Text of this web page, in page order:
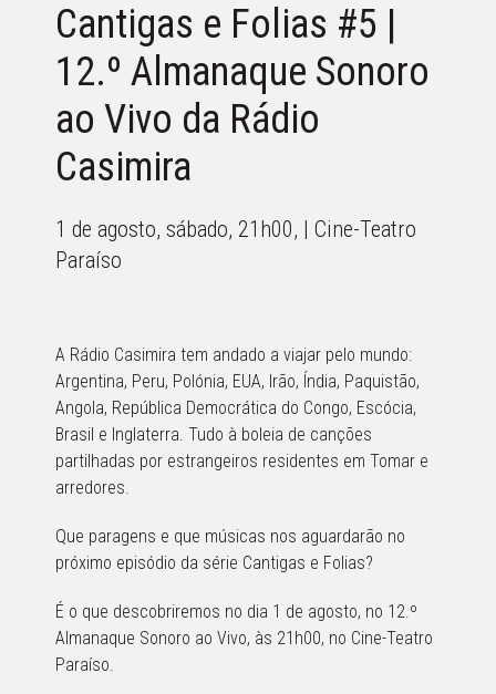
Cantigas e Folias #5 |
12.º Almanaque Sonoro
ao Vivo da Rádio
Casimira
1 de agosto, sábado, 21h00, | Cine-Teatro
Paraíso
A Rádio Casimira tem andado a viajar pelo mundo:
Argentina, Peru, Polónia, EUA, Irão, Índia, Paquistão,
Angola, República Democrática do Congo, Escócia,
Brasil e Inglaterra. Tudo à boleia de canções
partilhadas por estrangeiros residentes em Tomar e
arredores.
Que paragens e que músicas nos aguardarão no
próximo episódio da série Cantigas e Folias?
É o que descobriremos no dia 1 de agosto, no 12.º
Almanaque Sonoro ao Vivo, às 21h00, no Cine-Teatro
Paraíso.